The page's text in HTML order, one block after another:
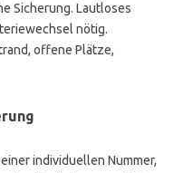
Sicherung. Lautloses
nötig.
offene Plätze,
individuellen Nummer,